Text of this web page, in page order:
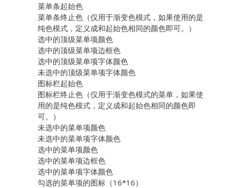
菜单条起始色
菜单条终止色（仅用于渐变色模式，如果使用的是
纯色模式，定义成和起始色相同的颜色即可。）
选中的顶级菜单项颜色
选中的顶级菜单项边框色
选中的顶级菜单项字体颜色
未选中的顶级菜单项字体颜色
图标栏起始色
图标栏终止色（仅用于渐变色模式的菜单，如果使
用的是纯色模式，定义成和起始色相同的颜色即
可。）
未选中的菜单项颜色
未选中的菜单项字体颜色
选中的菜单项颜色
选中的菜单项边框色
选中的菜单项字体颜色
勾选的菜单项的图标（16*16）